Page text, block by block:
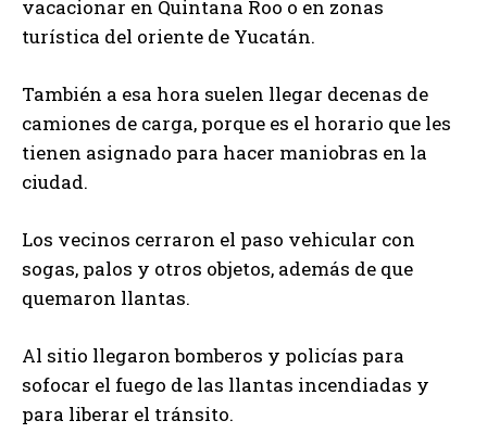
vacacionar en Quintana Roo o en zonas
turística del oriente de Yucatán.
También a esa hora suelen llegar decenas de
camiones de carga, porque es el horario que les
tienen asignado para hacer maniobras en la
ciudad.
Los vecinos cerraron el paso vehicular con
sogas, palos y otros objetos, además de que
quemaron llantas.
Al sitio llegaron bomberos y policías para
sofocar el fuego de las llantas incendiadas y
para liberar el tránsito.